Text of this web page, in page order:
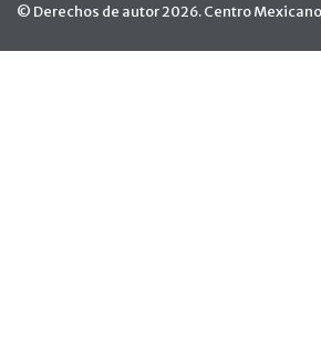
© Derechos de autor 2026. Centro